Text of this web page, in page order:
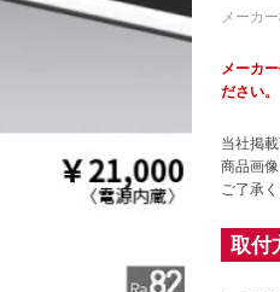
メーカ
メーカ
ださい。
当社掲
商品画
ご了承
取付